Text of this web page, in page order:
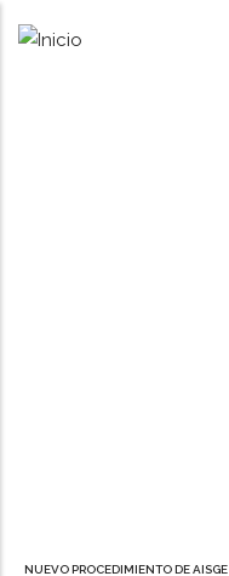
NUEVO PROCEDIMIENTO DE AISGE